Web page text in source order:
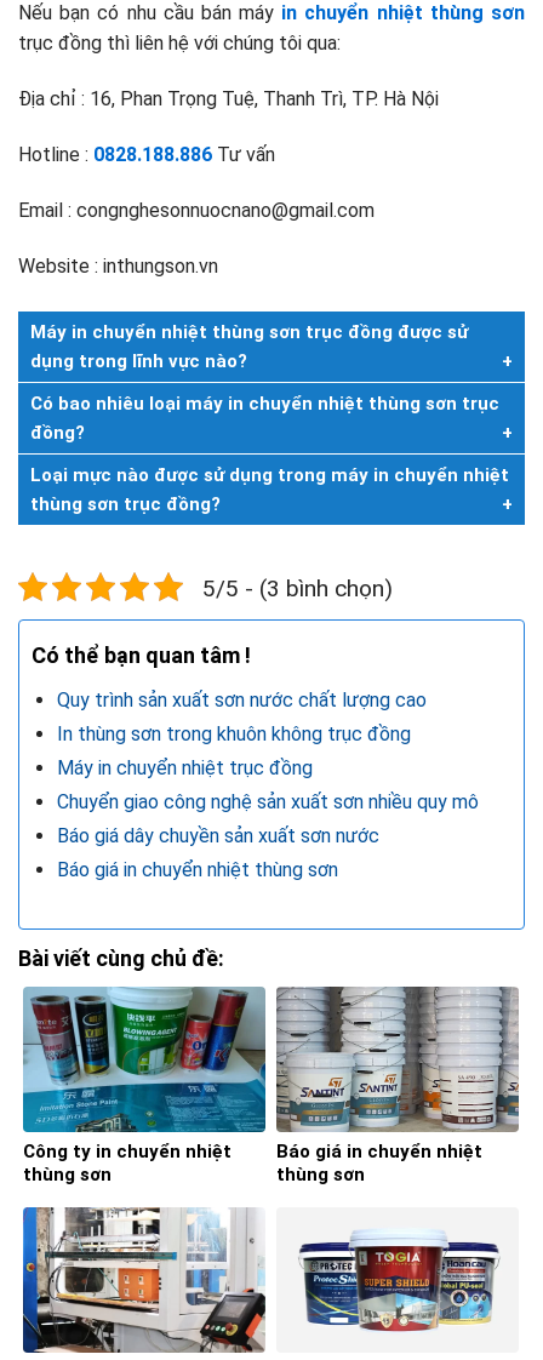
Nếu bạn có nhu cầu bán máy in chuyển nhiệt thùng sơn
trục đồng thì liên hệ với chúng tôi qua:
Địa chỉ : 16, Phan Trọng Tuệ, Thanh Trì, TP. Hà Nội
Hotline : 0828.188.886 Tư vấn
Email : congnghesonnuocnano@gmail.com
Website : inthungson.vn
Máy in chuyển nhiệt thùng sơn trục đồng được sử
dụng trong lĩnh vực nào?
Có bao nhiêu loại máy in chuyển nhiệt thùng sơn trục
đồng?
Loại mực nào được sử dụng trong máy in chuyển nhiệt
thùng sơn trục đồng?
5/5 - (3 bình chọn)
Có thể bạn quan tâm !
Quy trình sản xuất sơn nước chất lượng cao
In thùng sơn trong khuôn không trục đồng
Máy in chuyển nhiệt trục đồng
Chuyển giao công nghệ sản xuất sơn nhiều quy mô
Báo giá dây chuyền sản xuất sơn nước
Báo giá in chuyển nhiệt thùng sơn
Bài viết cùng chủ đề:
Công ty in chuyển nhiệt
thùng sơn
Báo giá in chuyển nhiệt
thùng sơn